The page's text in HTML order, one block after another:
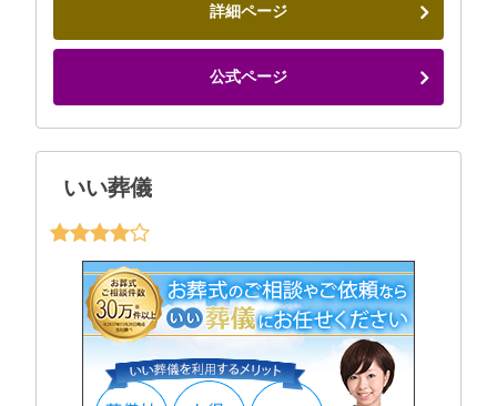
詳細ページ
公式ページ
いい葬儀